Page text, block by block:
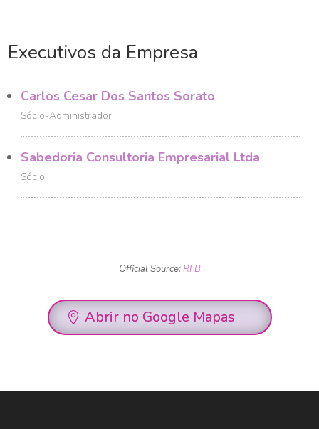
Executivos da Empresa
Carlos Cesar Dos Santos Sorato
Sócio-Administrador
Sabedoria Consultoria Empresarial Ltda
Sócio
Official Source:RFB
Abrir no Google Mapas